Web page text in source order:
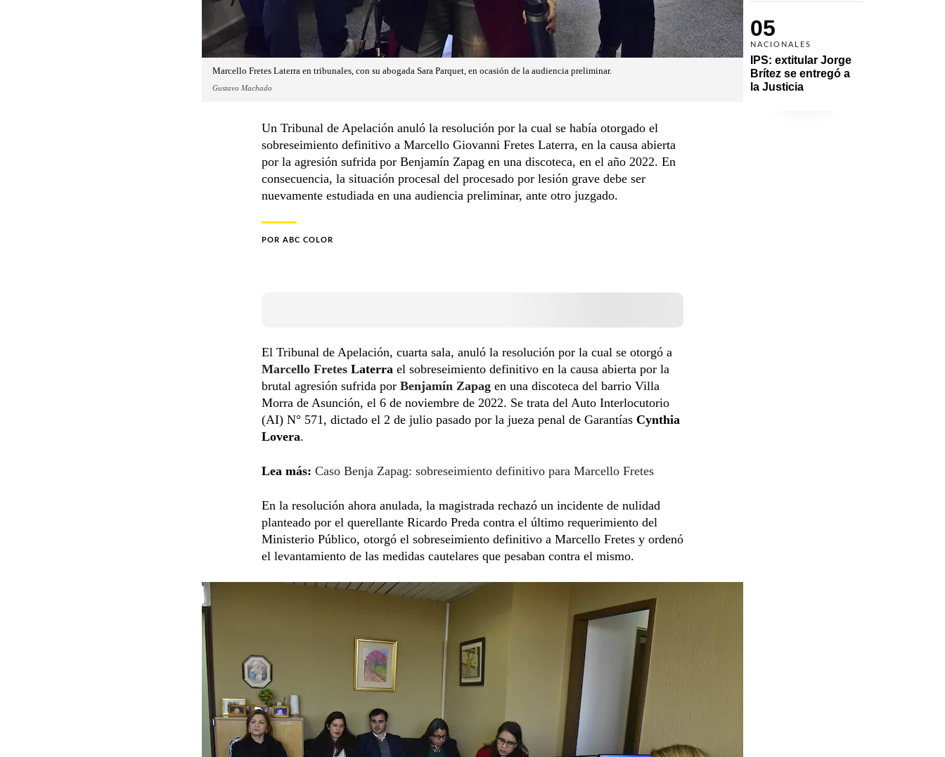
05
NACIONALES
IPS: extitular Jorge
Brítez se entregó a
la Justicia
Marcello Fretes Laterra en tribunales, con su abogada Sara Parquet, en ocasión de la audiencia preliminar.
Gustavo Machado
Un Tribunal de Apelación anuló la resolución por la cual se había otorgado el
sobreseimiento definitivo a Marcello Giovanni Fretes Laterra, en la causa abierta
por la agresión sufrida por Benjamín Zapag en una discoteca, en el año 2022. En
consecuencia, la situación procesal del procesado por lesión grave debe ser
nuevamente estudiada en una audiencia preliminar, ante otro juzgado.
POR ABC COLOR
El Tribunal de Apelación, cuarta sala, anuló la resolución por la cual se otorgó a
Marcello Fretes Laterra el sobreseimiento definitivo en la causa abierta por la
brutal agresión sufrida por Benjamín Zapag en una discoteca del barrio Villa
Morra de Asunción, el 6 de noviembre de 2022. Se trata del Auto Interlocutorio
(AI) N° 571, dictado el 2 de julio pasado por la jueza penal de Garantías Cynthia
Lovera.
Lea más: Caso Benja Zapag: sobreseimiento definitivo para Marcello Fretes
En la resolución ahora anulada, la magistrada rechazó un incidente de nulidad
planteado por el querellante Ricardo Preda contra el último requerimiento del
Ministerio Público, otorgó el sobreseimiento definitivo a Marcello Fretes y ordenó
el levantamiento de las medidas cautelares que pesaban contra el mismo.